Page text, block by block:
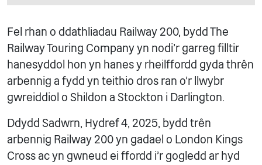
Fel rhan o ddathliadau Railway 200, bydd The
Railway Touring Company yn nodi’r garreg filltir
hanesyddol hon yn hanes y rheilffordd gyda thrên
arbennig a fydd yn teithio dros ran o’r llwybr
gwreiddiol o Shildon a Stockton i Darlington.
Ddydd Sadwrn, Hydref 4, 2025, bydd trên
arbennig Railway 200 yn gadael o London Kings
Cross ac yn gwneud ei ffordd i'r gogledd ar hyd